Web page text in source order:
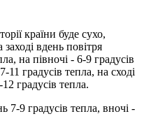
країни буде сухо,
вдень повітря
на півночі - 6-9 градусів
11 градусів тепла, на сході
градусів тепла.
7-9 градусів тепла, вночі -